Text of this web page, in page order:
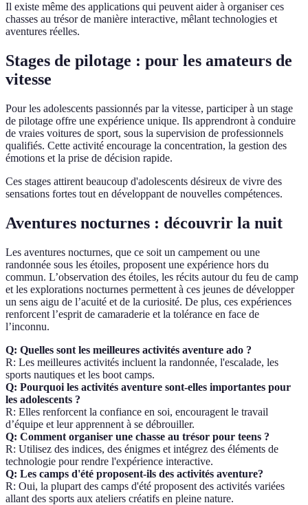
Il existe même des applications qui peuvent aider à organiser ces
chasses au trésor de manière interactive, mêlant technologies et
aventures réelles.
Stages de pilotage : pour les amateurs de
vitesse
Pour les adolescents passionnés par la vitesse, participer à un stage
de pilotage offre une expérience unique. Ils apprendront à conduire
de vraies voitures de sport, sous la supervision de professionnels
qualifiés. Cette activité encourage la concentration, la gestion des
émotions et la prise de décision rapide.
Ces stages attirent beaucoup d'adolescents désireux de vivre des
sensations fortes tout en développant de nouvelles compétences.
Aventures nocturnes : découvrir la nuit
Les aventures nocturnes, que ce soit un campement ou une
randonnée sous les étoiles, proposent une expérience hors du
commun. L’observation des étoiles, les récits autour du feu de camp
et les explorations nocturnes permettent à ces jeunes de développer
un sens aigu de l’acuité et de la curiosité. De plus, ces expériences
renforcent l’esprit de camaraderie et la tolérance en face de
l’inconnu.
Q: Quelles sont les meilleures activités aventure ado ?
R: Les meilleures activités incluent la randonnée, l'escalade, les
sports nautiques et les boot camps.
Q: Pourquoi les activités aventure sont-elles importantes pour
les adolescents ?
R: Elles renforcent la confiance en soi, encouragent le travail
d’équipe et leur apprennent à se débrouiller.
Q: Comment organiser une chasse au trésor pour teens ?
R: Utilisez des indices, des énigmes et intégrez des éléments de
technologie pour rendre l'expérience interactive.
Q: Les camps d'été proposent-ils des activités aventure?
R: Oui, la plupart des camps d'été proposent des activités variées
allant des sports aux ateliers créatifs en pleine nature.